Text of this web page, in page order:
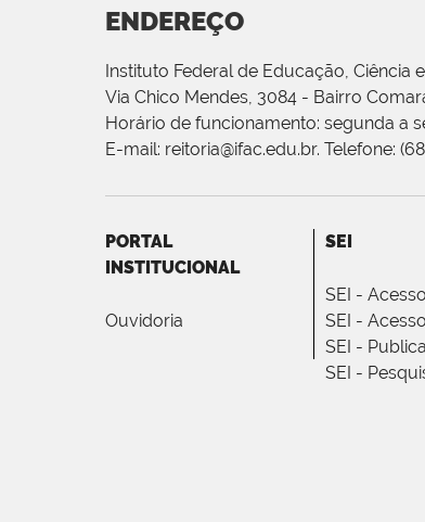
ENDEREÇO
Instituto Federal de Educação, Ciência
Via Chico Mendes, 3084 - Bairro
Horário de funcionamento: segunda a
E-mail: reitoria@ifac.edu.br. Telefone:
PORTAL
INSTITUCIONAL
Ouvidoria
SEI
SEI -
SEI -
SEI -
SEI -